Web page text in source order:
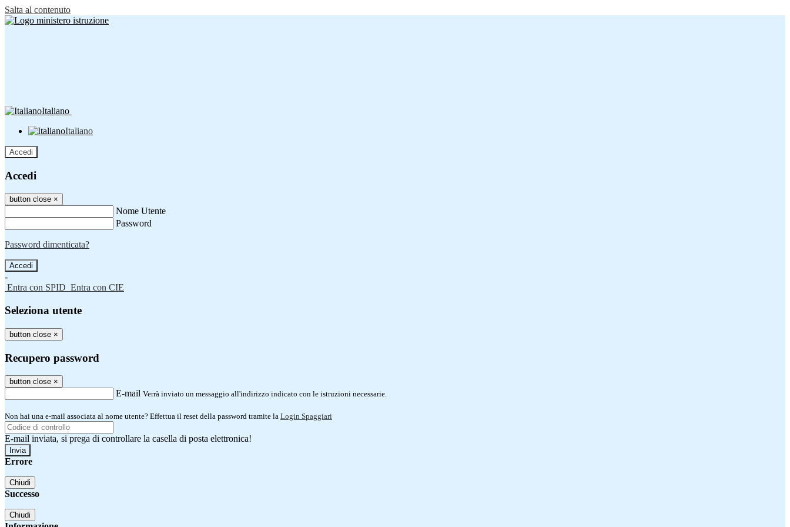
Salta al contenuto
Italiano
Italiano
Accedi
Accedi
button close ×
Nome Utente
Password
Password dimenticata?
-
Entra con SPID Entra con CIE
Seleziona utente
button close ×
Recupero password
button close ×
E-mail Verrà inviato un messaggio all'indirizzo indicato con le istruzioni necessarie.
Non hai una e-mail associata al nome utente? Effettua il reset della password tramite la Login Spaggiari
E-mail inviata, si prega di controllare la casella di posta elettronica!
Errore
Chiudi
Successo
Chiudi